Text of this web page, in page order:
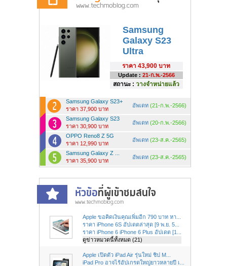
Samsung
Galaxy S23
Ultra
ราคา 43,900 บาท
Update : 21-ก.พ.-2566
สถานะ : วางจำหน่ายแล้ว
Samsung Galaxy S23+
ราคา 37,900 บาท
อัพเดท (21-ก.พ.-2566)
Samsung Galaxy S23
ราคา 30,900 บาท
อัพเดท (20-ก.พ.-2566)
OPPO Reno8 Z 5G
ราคา 12,990 บาท
อัพเดท (23-ส.ค.-2565)
Samsung Galaxy Z ...
ราคา 35,900 บาท
อัพเดท (23-ส.ค.-2565)
Apple ขอคิดเงินคุณเพิ่มอีก 790 บาท หา...
ราคา iPhone 6S อัปเดตล่าสุด [9 พ.ย. 5...
ราคา iPhone 6 iPhone 6 Plus อัปเดต [1...
ดูข่าวหมวดนี้ทั้งหมด (21)
Apple เปิดตัว iPad Air รุ่นใหม่ ชิป M...
iPad Pro อาจไร้อัปเกรดใหญ่ยาวหลายปี เ...